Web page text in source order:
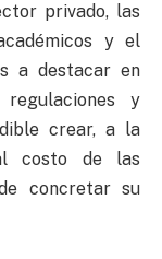
privado, las
y el
a destacar en
y
crear, a la
costo de las
concretar su